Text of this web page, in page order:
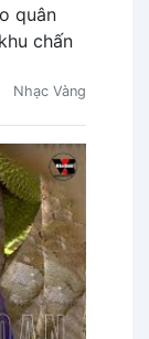
quân
khu chấn
Nhạc Vàng